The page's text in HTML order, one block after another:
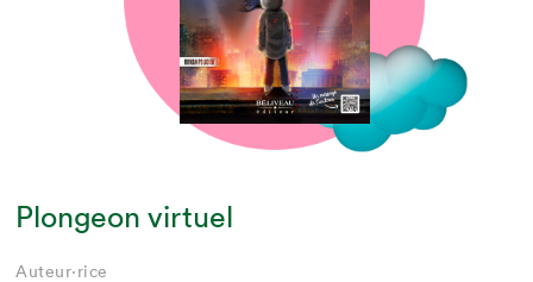
Plongeon virtuel
Auteur·rice